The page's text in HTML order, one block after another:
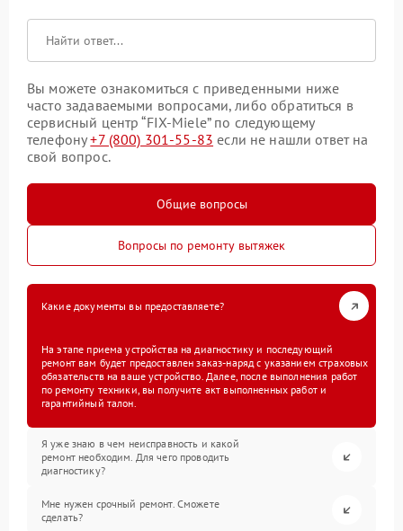
Вы можете ознакомиться с приведенными ниже
часто задаваемыми вопросами, либо обратиться в
сервисный центр “FIX-Miele” по следующему
телефону+7 (800) 301-55-83 если не нашли ответ на
свой вопрос.
Общие вопросы
Вопросы по ремонту вытяжек
Какие документы вы предоставляете?
На этапе приема устройства на диагностику и последующий
ремонт вам будет предоставлен заказ-наряд с указанием страховых
обязательств на ваше устройство. Далее, после выполнения работ
по ремонту техники, вы получите акт выполненных работ и
гарантийный талон.
Я уже знаю в чем неисправность и какой
ремонт необходим. Для чего проводить
диагностику?
Мне нужен срочный ремонт. Сможете
сделать?